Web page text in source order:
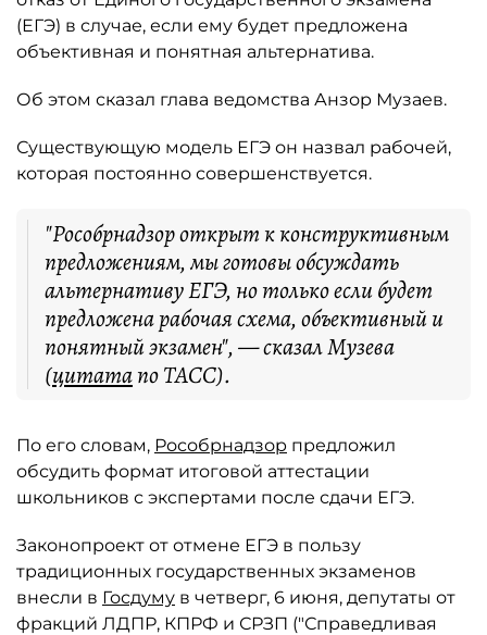
(ЕГЭ) в случае, если ему будет предложена
объективная и понятная альтернатива.
Об этом сказал глава ведомства Анзор Музаев.
Существующую модель ЕГЭ он назвал рабочей,
которая постоянно совершенствуется.
"Рособрнадзор открыт к конструктивным
предложениям, мы готовы обсуждать
альтернативу ЕГЭ, но только если будет
предложена рабочая схема, объективный и
понятный экзамен", — сказал Музева
(цитатапо ТАСС).
По его словам, Рособрнадзор предложил
обсудить формат итоговой аттестации
школьников с экспертами после сдачи ЕГЭ.
Законопроект от отмене ЕГЭ в пользу
традиционных государственных экзаменов
внесли в Госдуму в четверг, 6 июня, депутаты от
фракций ЛДПР, КПРФ и СРЗП ("Справедливая